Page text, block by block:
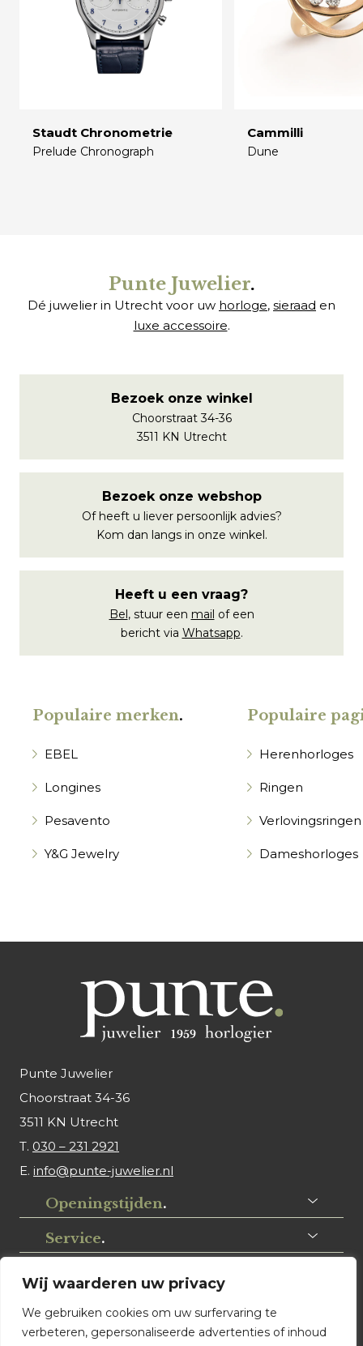
Wij waarderen uw privacy
We gebruiken cookies om uw surfervaring te
verbeteren, gepersonaliseerde advertenties of inhoud
Staudt Chronometrie
Prelude Chronograph
Cammilli
Dune
Punte Juwelier.
Dé juwelier in Utrecht voor uw horloge, sieraad en
luxe accessoire.
Bezoek onze winkel
Choorstraat 34-36
3511 KN Utrecht
Bezoek onze webshop
Of heeft u liever persoonlijk advies?
Kom dan langs in onze winkel.
Heeft u een vraag?
Bel, stuur een mail of een
bericht via Whatsapp.
Populaire merken.
EBEL
Longines
Pesavento
Y&G Jewelry
Populaire
Herenhorloges
Ringen
Verlovingsringen
Dameshorloges
Punte Juwelier
Choorstraat 34-36
3511 KN Utrecht
T. 030 – 231 2921
E. info@punte-juwelier.nl
Openingstijden.
Service.
Volg ons